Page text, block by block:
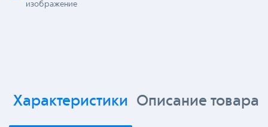
изображение
Характеристики Описание товара